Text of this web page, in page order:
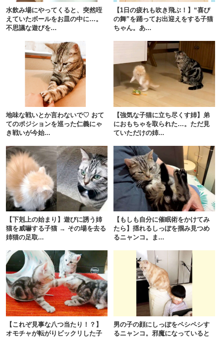
水飲み場にやってくると、突然咥
えていたボールをお皿の中に…。
不思議な遊びを...
【1日の疲れも吹き飛ぶ！】“喜び
の舞”を踊ってお出迎えをする子猫
ちゃん。あ...
地味な戦いとか言わないで♡ おて
てのポジションを巡った仁義にゃ
き戦いが今始...
【強気な子猫に立ち尽くす姉】弟
におもちゃを取られた…。ただ見
ていただけの姉...
【下剋上の始まり】遊びに誘う姉
猫を威嚇する子猫 → その場を去る
姉猫の足取...
【もしも自分に催眠術をかけてみ
たら】揺れるしっぽを掴み見つめ
るニャンコ。ま...
【これぞ見事な八つ当たり！？】
オモチャが転がりビックリした子
男の子の顔にしっぽをペシペシす
るニャンコ。邪魔になっていると
閉じる
pecodogs
いぬ部をフォロー
pecocats
ねこ部をフォロー
PECOアプリをダウンロード済みの方
アプリで開く
アプリをダウンロードする